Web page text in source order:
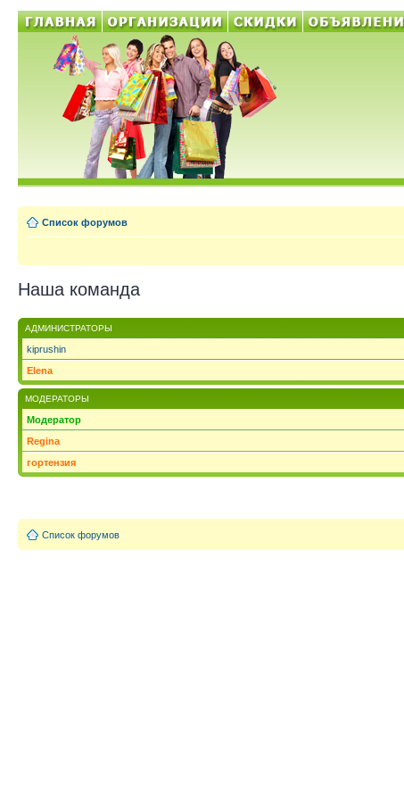
Список форумов
Наша команда
АДМИНИСТРАТОРЫ
kiprushin
Elena
МОДЕРАТОРЫ
Модератор
Regina
гортензия
Список форумов